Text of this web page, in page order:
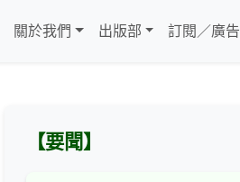
關於我們 出版部 訂閱／廣告
【要聞】